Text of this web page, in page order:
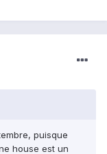
puisque
house est un